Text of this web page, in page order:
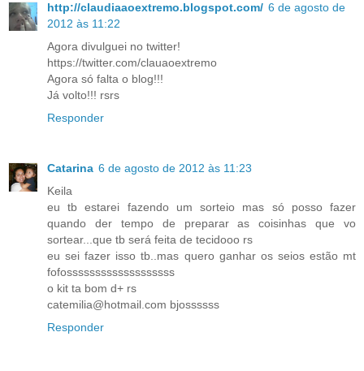
http://claudiaaoextremo.blogspot.com/ 6 de agosto de
2012 às 11:22
Agora divulguei no twitter!
https://twitter.com/clauaoextremo
Agora só falta o blog!!!
Já volto!!! rsrs
Responder
Catarina 6 de agosto de 2012 às 11:23
Keila
eu tb estarei fazendo um sorteio mas só posso fazer
quando der tempo de preparar as coisinhas que vo
sortear...que tb será feita de tecidooo rs
eu sei fazer isso tb..mas quero ganhar os seios estão mt
fofosssssssssssssssssss
o kit ta bom d+ rs
catemilia@hotmail.com bjossssss
Responder